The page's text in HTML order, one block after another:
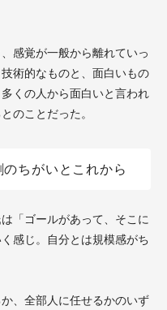
感覚が一般から離れていっ
術的なものと、面白いもの
くの人から面白いと言われ
のことだった。
ちがいとこれから
「ゴールがあって、そこに
感じ。自分とは規模感がち
、全部人に任せるかのいず